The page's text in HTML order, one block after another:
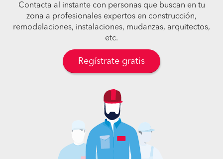
Contacta al instante con personas que buscan en tu
zona a profesionales expertos en construcción,
remodelaciones, instalaciones, mudanzas, arquitectos,
etc.
Regístrate gratis